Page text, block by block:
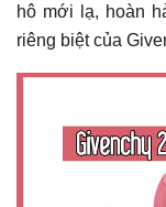
hô mới lạ, hoàn
riêng biệt của